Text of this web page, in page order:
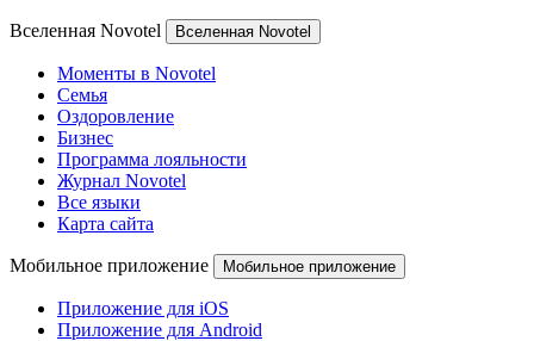
Вселенная Novotel Вселенная Novotel
Моменты в Novotel
Семья
Оздоровление
Бизнес
Программа лояльности
Журнал Novotel
Все языки
Карта сайта
Мобильное приложение Мобильное приложение
Приложение для iOS
Приложение для Android